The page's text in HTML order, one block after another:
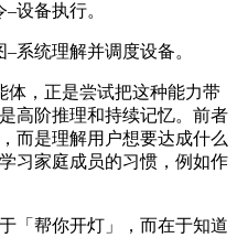
设备执行。
系统理解并调度设备。
体，正是尝试把这种能力带
高阶推理和持续记忆。前者
而是理解用户想要达成什么
习家庭成员的习惯，例如作
「帮你开灯」，而在于知道